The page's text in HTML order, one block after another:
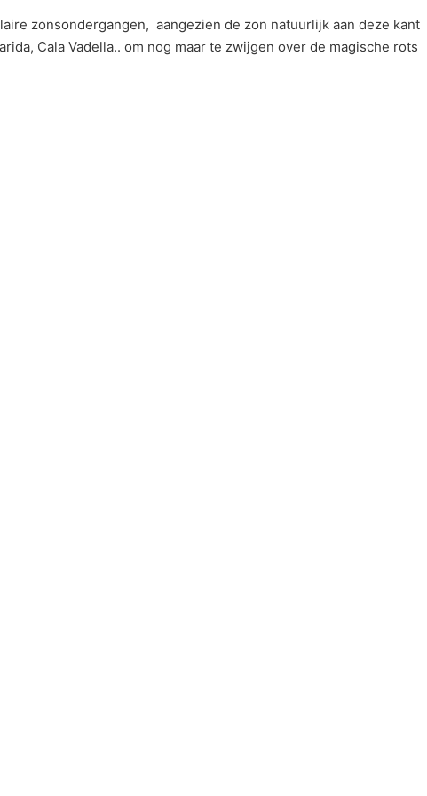
zonsondergangen, aangezien de zon natuurlijk aan deze kant
Cala Vadella.. om nog maar te zwijgen over de magische rots